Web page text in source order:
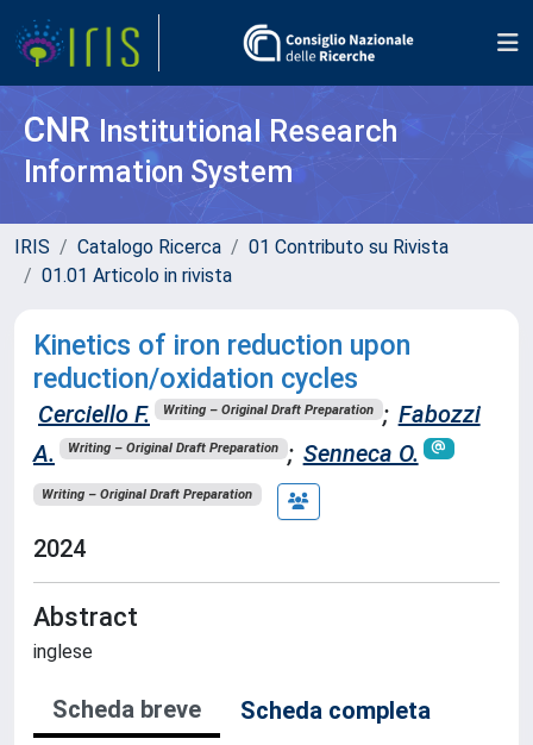
CNR Institutional Research
Information System
IRIS Catalogo Ricerca
01 Contributo su Rivista
01.01 Articolo in rivista
Kinetics of iron reduction upon
reduction/oxidation cycles
Cerciello F. Writing – Original Draft Preparation ; Fabozzi
A.
Writing – Original Draft Preparation ; Senneca O.
Writing – Original Draft Preparation
2024
Abstract
inglese
Scheda breve
Scheda completa